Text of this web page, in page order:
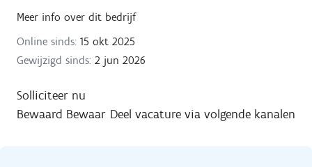
Meer info over dit bedrijf
Online sinds: 15 okt 2025
Gewijzigd sinds: 2 jun 2026
Solliciteer nu
Bewaard Bewaar Deel vacature via volgende kanalen